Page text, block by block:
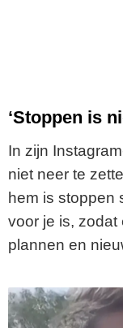
‘Stoppen is
In zijn
niet neer te
hem is stoppen
voor je is, zodat
plannen en